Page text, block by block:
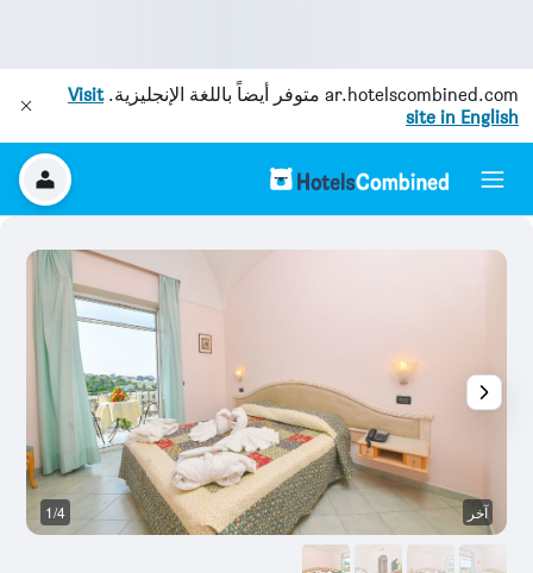
ar.hotelscombined.com متوفر أيضاً باللغة الإنجليزية.Visit
site in English
آخر 1/4